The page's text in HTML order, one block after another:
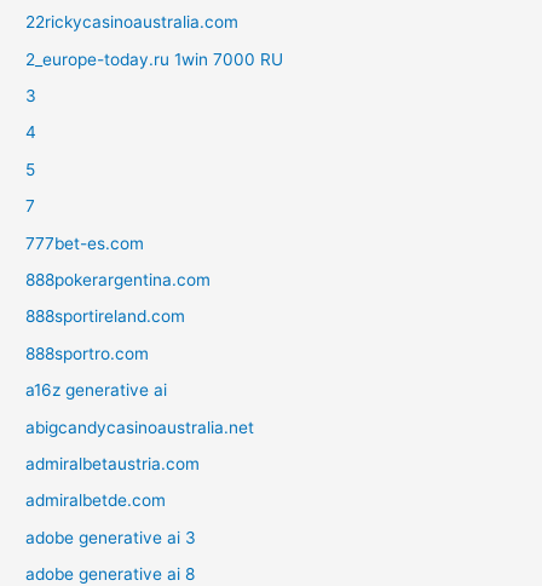
22rickycasinoaustralia.com
2_europe-today.ru 1win 7000 RU
3
4
5
7
777bet-es.com
888pokerargentina.com
888sportireland.com
888sportro.com
a16z generative ai
abigcandycasinoaustralia.net
admiralbetaustria.com
admiralbetde.com
adobe generative ai 3
adobe generative ai 8